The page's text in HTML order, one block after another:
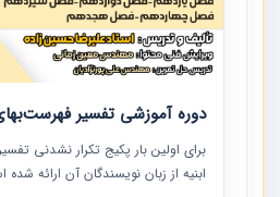
دوره آموزشی تفسیر
برای اولین بار پکیج تکرار نشدنی
ابنیه از زبان نویسندگان آن ارائه